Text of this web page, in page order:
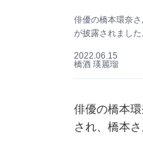
俳優の橋本環奈
が披露されまし
2022.06.15
橋酒 瑛麗瑠
俳優の橋本
され、橋本